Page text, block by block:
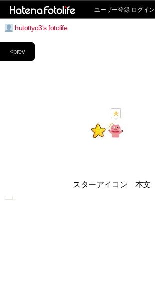
ユーザー登録 ログイン
hutottyo3's fotolife
<prev
スターアイコン 本文